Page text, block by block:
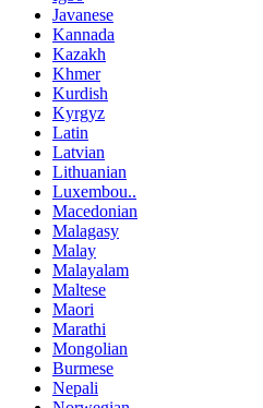
Javanese
Kannada
Kazakh
Khmer
Kurdish
Kyrgyz
Latin
Latvian
Lithuanian
Luxembou..
Macedonian
Malagasy
Malay
Malayalam
Maltese
Maori
Marathi
Mongolian
Burmese
Nepali